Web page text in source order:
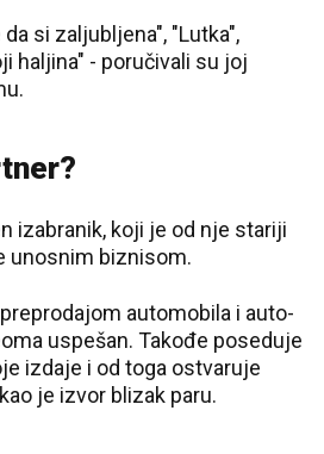
si zaljubljena", "Lutka",
haljina" - poručivali su joj
izabranik, koji je od nje stariji
unosnim biznisom.
automobila i auto-
uspešan. Takođe poseduje
izdaje i od toga ostvaruje
je izvor blizak paru.